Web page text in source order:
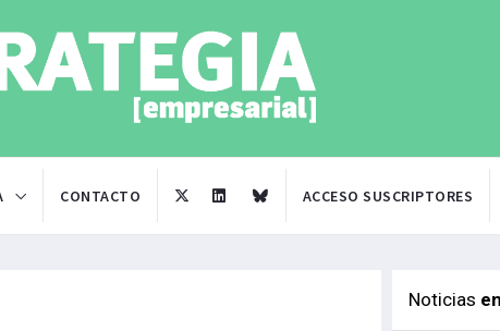
CONTACTO ACCESO SUSCRIPTORES
Noticias